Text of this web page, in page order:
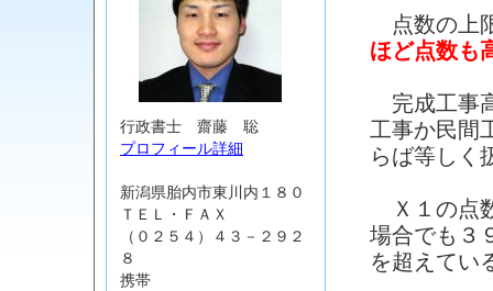
点数の上
ほど点数も
完成工事
工事か民間
らば等しく
Ｘ１の点
場合でも３
を超えてい
行政書士 齋藤 聡
プロフィール詳細
新潟県胎内市東川内１８０
ＴＥＬ・ＦＡＸ
（０２５４）４３－２９２
８
携帯